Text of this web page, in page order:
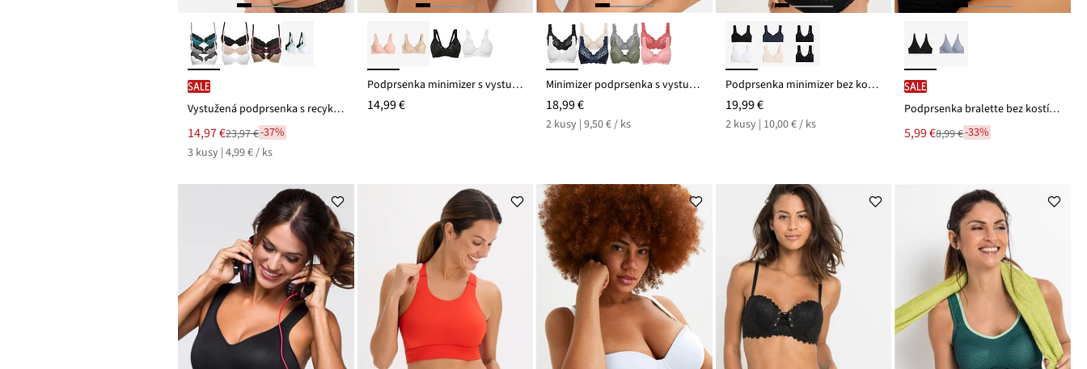
SALE
Vystužená podprsenka s recyklovaným polyamidom (3 ks)
Nová
cena
je
14,97 €
Zľava
z
23,97 €
23,97 €-37%
3 kusy | 4,99 € / ks
Podprsenka minimizer s vystuženými ramienkami
14,99 €
Minimizer podprsenka s vystuženými ramienkami (2 ks)
18,99 €
2 kusy | 9,50 € / ks
Podprsenka minimizer bez kostíc, s bio bavlnou (2 ks)
19,99 €
2 kusy | 10,00 € / ks
SALE
Podprsenka bralette bez kostíc s bio bavlnou
Nová
cena
5,99 €
Zľava 8,99 €-33%